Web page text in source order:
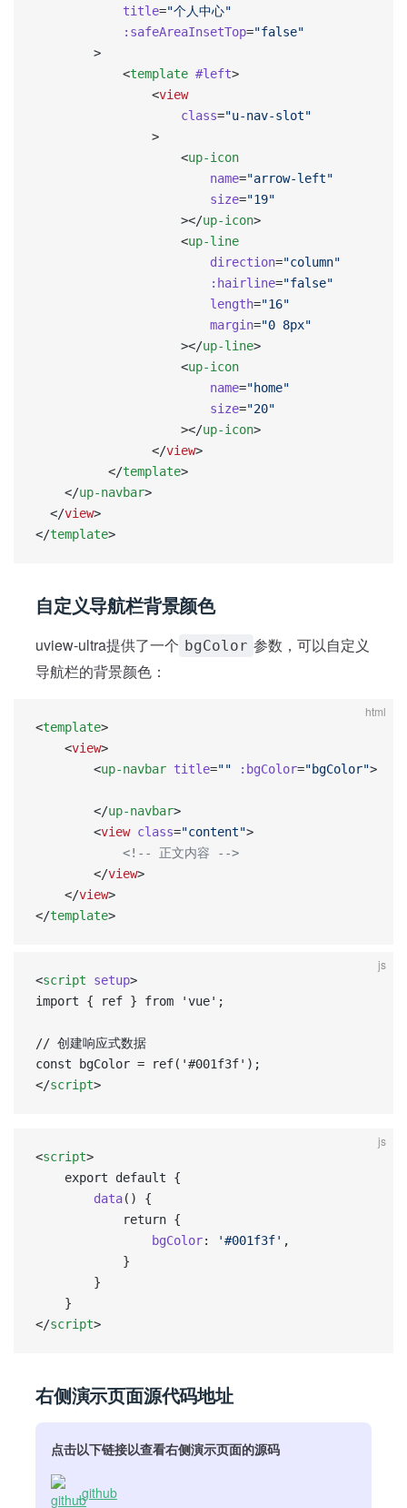
            title
="个人中心"
            :safeAreaInsetTop
="false"
        >
            <
template #left>
                <
view
                    class
="u-nav-slot"
                >
                    <
up-icon
                        name
="arrow-left"
                        size
="19"
                    ></
up-icon>
                    <
up-line
                        direction
="column"
                        :hairline
="false"
                        length
="16"
                        margin
="0 8px"
                    ></
up-line>
                    <
up-icon
                        name
="home"
                        size
="20"
                    ></
up-icon>
                </
view>
          </
template>
	</
up-navbar>
  </
view>
</template>
自定义导航栏背景颜色
uview-ultra提供了一个 bgColor 参数，可以自定义
导航栏的背景颜色：
html
<template>
	<
view>
		<
up-navbar title="" :bgColor="bgColor">
		</
up-navbar>
		<
view class="content">
			<!-- 正文内容 -->
		</
view>
	</
view>
</template>
js
<script setup>
import { ref } from 'vue';
// 创建响应式数据
const bgColor = ref('#001f3f');
</script>
js
<script>
	export default {
		data
() {
			return {
				bgColor
: '#001f3f' ,
			}
		}
	}
</script>
右侧演示页面源代码地址
点击以下链接以查看右侧演示页面的源码
github